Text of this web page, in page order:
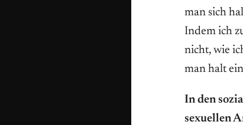
man sich
Indem ich
nicht, wie
man halt
In den
sexuellen